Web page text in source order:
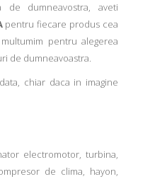
dumneavostra, aveti
pentru fiecare produs cea
pentru alegerea
de dumneavoastra.
chiar daca in imagine
electromotor, turbina,
de clima, hayon,